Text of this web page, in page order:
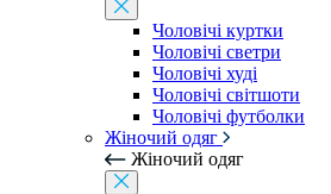
Чоловічі куртки
Чоловічі светри
Чоловічі худі
Чоловічі світшоти
Чоловічі футболки
Жіночий одяг
Жіночий одяг